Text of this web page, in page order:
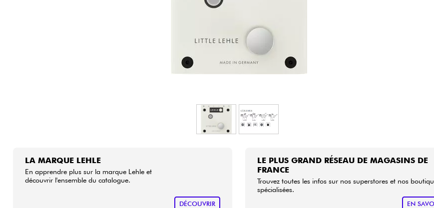
LA MARQUE LEHLE
En apprendre plus sur la marque Lehle et
découvrir l'ensemble du catalogue.
DÉCOUVRIR
LE PLUS GRAND RÉSEAU DE MAGASINS DE
FRANCE
Trouvez toutes les infos sur nos superstores et nos
spécialisées.
EN